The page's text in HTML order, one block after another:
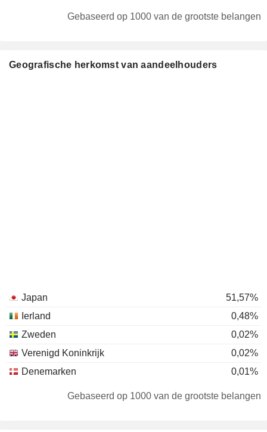
Gebaseerd op 1000 van de grootste belangen
Geografische herkomst van aandeelhouders
Japan
51,57%
Ierland
0,48%
Zweden
0,02%
Verenigd Koninkrijk
0,02%
Denemarken
0,01%
Gebaseerd op 1000 van de grootste belangen